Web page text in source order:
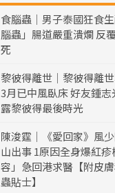
食腦蟲｜男子泰國狂食
腦蟲」腸道嚴重潰爛 反
死
黎彼得離世｜黎彼得離
3月已中風臥床 好友鍾
露黎彼得最後時光
陳浚霆｜《愛回家》風
山出事 1原因全身爆紅
容」急回港求醫【附皮
蟲貼士】